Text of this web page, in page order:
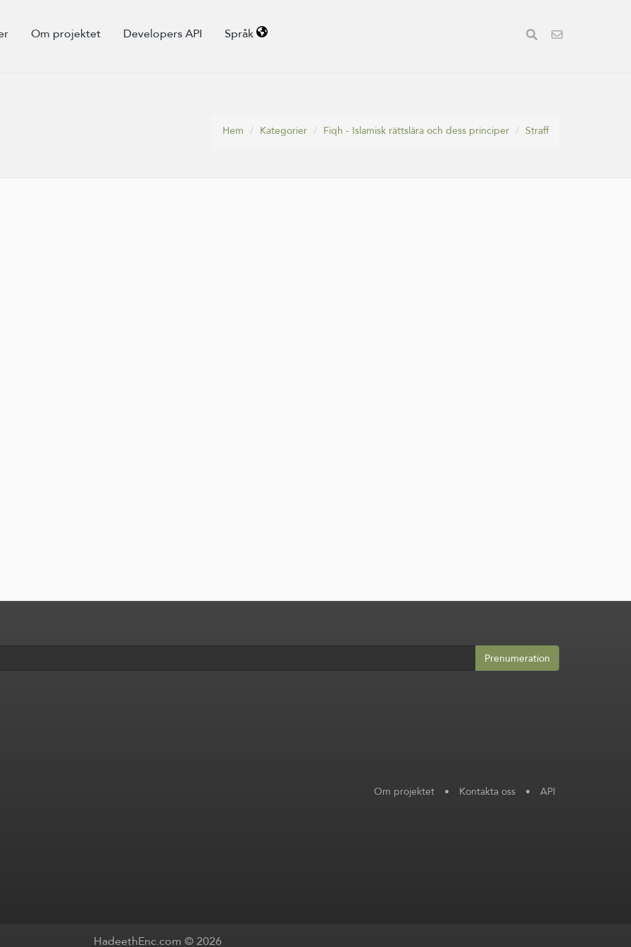
Om projektet Developers API Språk
Hem
Kategorier Fiqh - Islamisk rättslära och dess principer Straff
Prenumeration
Om projektet • Kontakta oss • API
HadeethEnc.com © 2026